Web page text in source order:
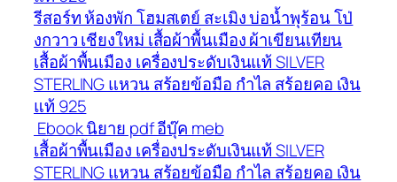
รีสอร์ท ห้องพัก โฮมสเตย์ สะเมิง บ่อน้ำพุร้อน โป่
งกวาว เชียงใหม่ เสื้อผ้าพื้นเมือง ผ้าเขียนเทียน
เสื้อผ้าพื้นเมือง เครื่องประดับเงินแท้ SILVER
STERLING แหวน สร้อยข้อมือ กำไล สร้อยคอ เงิน
แท้ 925
Ebook นิยาย pdf อีบุ๊ค meb
เสื้อผ้าพื้นเมือง เครื่องประดับเงินแท้ SILVER
STERLING แหวน สร้อยข้อมือ กำไล สร้อยคอ เงิน